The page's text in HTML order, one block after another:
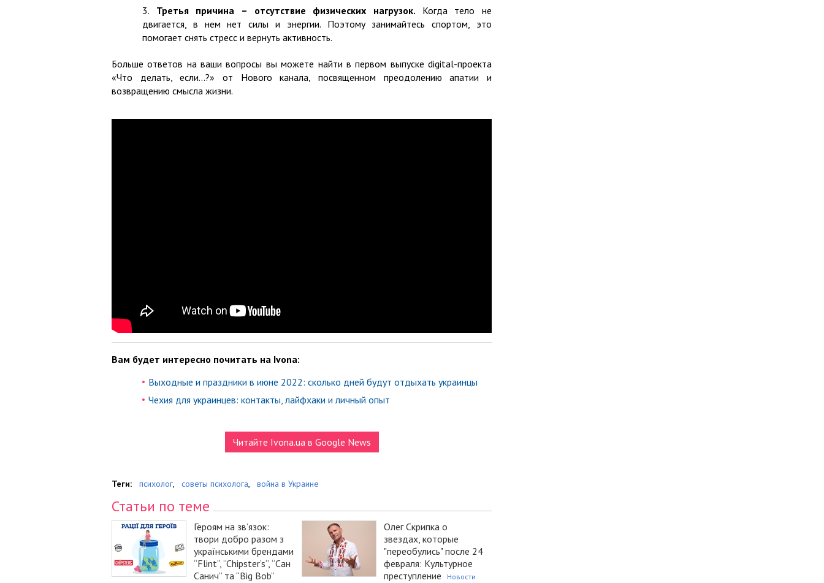
Третья причина – отсутствие физических нагрузок. Когда тело не
двигается, в нем нет силы и энергии. Поэтому занимайтесь спортом, это
помогает снять стресс и вернуть активность.
Больше ответов на ваши вопросы вы можете найти в первом выпуске digital-проекта
«Что делать, если…?» от Нового канала, посвященном преодолению апатии и
возвращению смысла жизни.
Вам будет интересно почитать на Ivona:
Выходные и праздники в июне 2022: сколько дней будут отдыхать украинцы
Чехия для украинцев: контакты, лайфхаки и личный опыт
Читайте Ivona.ua в Google News
Теги: психолог, советы психолога, война в Украине
Статьи по теме
Героям на зв’язок:
твори добро разом з
українськими брендами
“Flint”, “Chipster’s”, “Сан
Санич” та “Big Bob”
Олег Скрипка о
звездах, которые
"переобулись" после 24
февраля: Культурное
преступление
Новости